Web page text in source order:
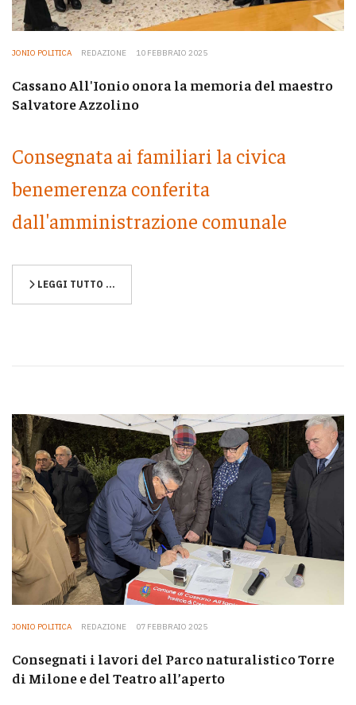
JONIO POLITICA REDAZIONE 10 FEBBRAIO 2025
Cassano All'Ionio onora la memoria del maestro
Salvatore Azzolino
Consegnata ai familiari la civica
benemerenza conferita
dall'amministrazione comunale
LEGGI TUTTO …
JONIO POLITICA REDAZIONE 07 FEBBRAIO 2025
Consegnati i lavori del Parco naturalistico Torre
di Milone e del Teatro all’aperto